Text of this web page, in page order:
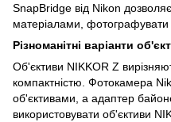
SnapBridge від Nikon
матеріалами, фотографувати
Різноманітні варіанти
Об'єктиви NIKKOR Z
компактністю. Фотокамера
об'єктивами, а адаптер
використовувати об'єктиви